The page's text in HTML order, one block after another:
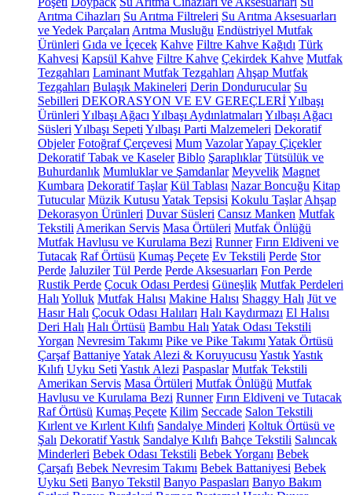
Arıtma Cihazları Su Arıtma Filtreleri Su Arıtma Aksesuarları
ve Yedek Parçaları Arıtma Musluğu Endüstriyel Mutfak
Ürünleri Gıda ve İçecek Kahve Filtre Kahve Kağıdı Türk
Kahvesi Kapsül Kahve Filtre Kahve Çekirdek Kahve Mutfak
Tezgahları Laminant Mutfak Tezgahları Ahşap Mutfak
Tezgahları Bulaşık Makineleri Derin Dondurucular Su
Sebilleri DEKORASYON VE EV GEREÇLERİYılbaşı
Ürünleri Yılbaşı Ağacı Yılbaşı Aydınlatmaları Yılbaşı Ağacı
Süsleri Yılbaşı Sepeti Yılbaşı Parti Malzemeleri Dekoratif
Objeler Fotoğraf Çerçevesi Mum VazolarYapay Çiçekler
Dekoratif Tabak ve Kaseler Biblo Şaraplıklar Tütsülük ve
Buhurdanlık Mumluklar ve Şamdanlar Meyvelik Magnet
Kumbara Dekoratif Taşlar Kül Tablası Nazar Boncuğu Kitap
Tutucular Müzik Kutusu Yatak Tepsisi Kokulu Taşlar Ahşap
Dekorasyon Ürünleri Duvar Süsleri Cansız Manken Mutfak
Tekstili Amerikan Servis Masa Örtüleri Mutfak Önlüğü
Mutfak Havlusu ve Kurulama Bezi Runner Fırın Eldiveni ve
Tutacak Raf Örtüsü Kumaş Peçete Ev Tekstili Perde Stor
Perde Jaluziler Tül Perde Perde Aksesuarları Fon Perde
Rustik Perde Çocuk Odası Perdesi Güneşlik Mutfak Perdeleri
Halı Yolluk Mutfak Halısı Makine Halısı Shaggy Halı Jüt ve
Hasır Halı Çocuk Odası Halıları Halı Kaydırmazı El Halısı
Deri Halı Halı Örtüsü Bambu Halı Yatak Odası Tekstili
Yorgan Nevresim Takımı Pike ve Pike Takımı Yatak Örtüsü
Çarşaf BattaniyeYatak Alezi & Koruyucusu YastıkYastık
Kılıfı Uyku Seti Yastık Alezi Paspaslar Mutfak Tekstili
Amerikan Servis Masa Örtüleri Mutfak Önlüğü Mutfak
Havlusu ve Kurulama Bezi Runner Fırın Eldiveni ve Tutacak
Raf Örtüsü Kumaş Peçete Kilim Seccade Salon Tekstili
Kırlent ve Kırlent Kılıfı Sandalye Minderi Koltuk Örtüsü ve
Şalı Dekoratif Yastık Sandalye Kılıfı Bahçe Tekstili Salıncak
Minderleri Bebek Odası Tekstili Bebek Yorganı Bebek
Çarşafı Bebek Nevresim Takımı Bebek Battaniyesi Bebek
Uyku Seti Banyo Tekstil Banyo Paspasları Banyo Bakım